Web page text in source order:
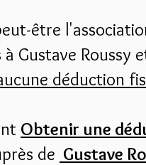
être
Gustave Roussy
déduction
Obtenir une
de Gustave